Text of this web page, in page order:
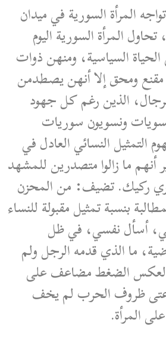
المرأة السورية في ميدان
المرأة السورية اليوم
السياسية، ومنهن ذوات
ومحق إلا أنهن يصطدمن
الذين رغم كل جهود
نسويات ونسويون سوريات
التمثيل النسائي العادل في
أنهم ما زالوا متصدرين للمشهد
ركيك. تضيف: من المحزن
بنسبة تمثيل مقبولة للنساء
أسأل نفسي، في ظل
ما الذي قدمه الرجل ولم
العكس الضغط مضاعف على
ظروف الحرب لم يخف
المرأة.